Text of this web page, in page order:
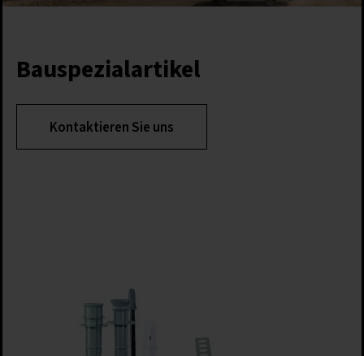
Bauspezialartikel
Kontaktieren Sie uns